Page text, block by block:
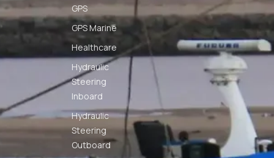
GPS
GPS Marine
Healthcare
Hydraulic
Steering
Inboard
Hydraulic
Steering
Outboard